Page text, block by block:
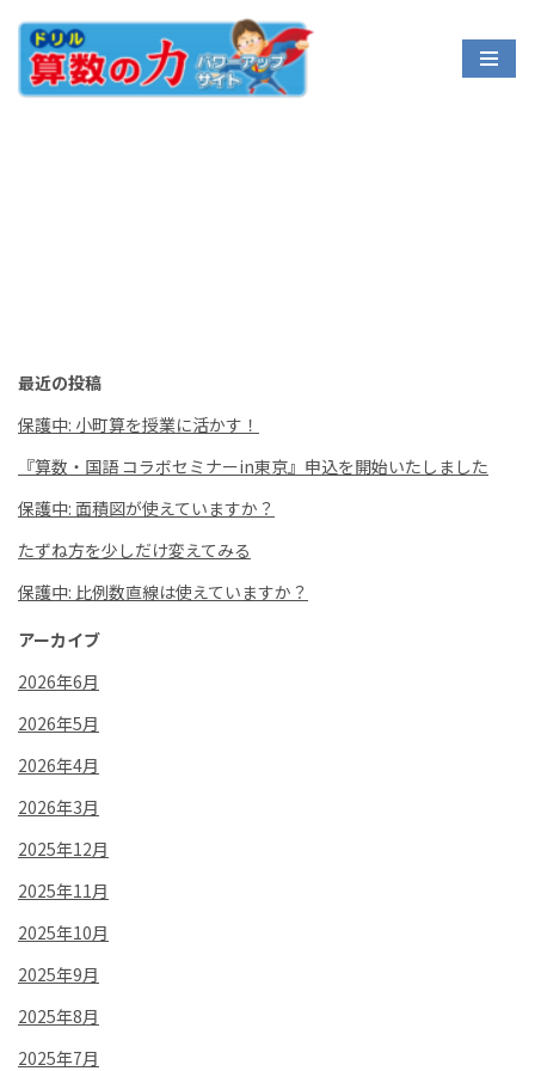
コ
ン
最近の投稿
保護中: 小町算を授業に活かす！
『算数・国語 コラボセミナーin東京』申込を開始いたしました
保護中: 面積図が使えていますか？
たずね方を少しだけ変えてみる
保護中: 比例数直線は使えていますか？
アーカイブ
2026年6月
2026年5月
2026年4月
2026年3月
2025年12月
2025年11月
2025年10月
2025年9月
2025年8月
2025年7月